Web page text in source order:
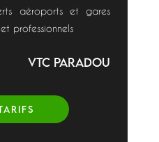
aéroports et gares
professionnels
VTC PARADOU